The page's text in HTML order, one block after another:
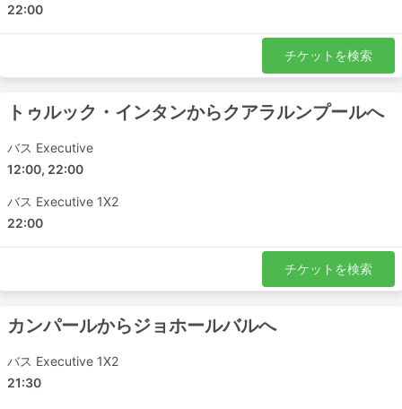
22:00
チケットを検索
トゥルック・インタンからクアラルンプールへ
バス Executive
12:00, 22:00
バス Executive 1X2
22:00
チケットを検索
カンパールからジョホールバルへ
バス Executive 1X2
21:30